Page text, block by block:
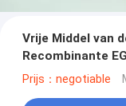
Vrije Middel van
Recombinante
voor Xeno -
Prijs：negotiable